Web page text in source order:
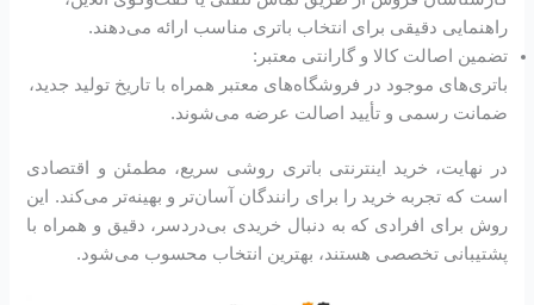
راهنمایی دقیقی برای انتخاب باتری مناسب ارائه می‌دهند.
تضمین اصالت کالا و گارانتی معتبر:
باتری‌های موجود در فروشگاه‌های معتبر همراه با تاریخ تولید جدید،
ضمانت رسمی و تأیید اصالت عرضه می‌شوند.
در نهایت، خرید اینترنتی باتری روشی سریع، مطمئن و اقتصادی
است که تجربه خرید را برای رانندگان آسان‌تر و بهینه‌تر می‌کند. این
روش برای افرادی که به دنبال خریدی بی‌دردسر، دقیق و همراه با
پشتیبانی تخصصی هستند، بهترین انتخاب محسوب می‌شود.